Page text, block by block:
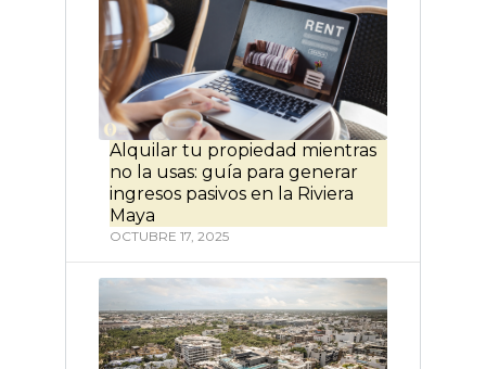
Alquilar tu propiedad mientras
no la usas: guía para generar
ingresos pasivos en la Riviera
Maya
OCTUBRE 17, 2025